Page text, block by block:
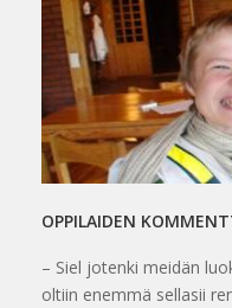
OPPILAIDEN
– Siel jotenki meidän
oltiin enemmä sellasii